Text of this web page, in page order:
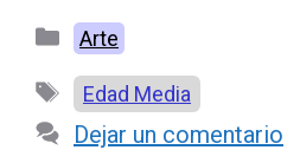
Categorías
Arte
Etiquetas
Edad Media
Dejar un comentario